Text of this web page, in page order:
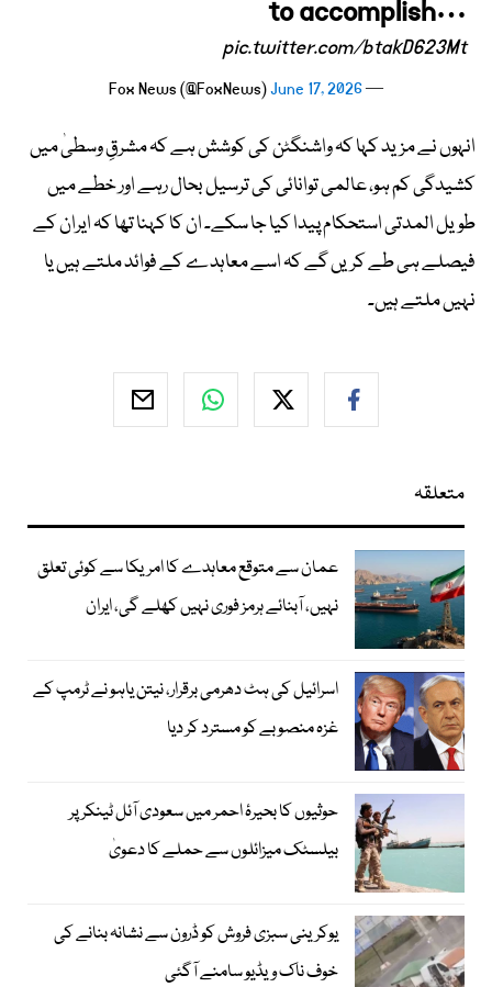
to accomplish…
pic.twitter.com/btakD623Mt
— Fox News (@FoxNews)
June 17, 2026
انہوں نے مزید کہا کہ واشنگٹن کی کوشش ہے کہ مشرقِ وسطیٰ میں
کشیدگی کم ہو، عالمی توانائی کی ترسیل بحال رہے اور خطے میں
طویل المدتی استحکام پیدا کیا جا سکے۔ ان کا کہنا تھا کہ ایران کے
فیصلے ہی طے کریں گے کہ اسے معاہدے کے فوائد ملتے ہیں یا
نہیں ملتے ہیں۔
متعلقہ
عمان سے متوقع معاہدے کا امریکا سے کوئی تعلق
نہیں، آبنائے ہرمز فوری نہیں کھلے گی، ایران
اسرائیل کی ہٹ دھرمی برقرار، نیتن یاہو نے ٹرمپ کے
غزہ منصوبے کو مسترد کر دیا
حوثیوں کا بحیرۂ احمر میں سعودی آئل ٹینکر پر
بیلسٹک میزائلوں سے حملے کا دعویٰ
یوکرینی سبزی فروش کو ڈرون سے نشانہ بنانے کی
خوف ناک ویڈیو سامنے آگئی